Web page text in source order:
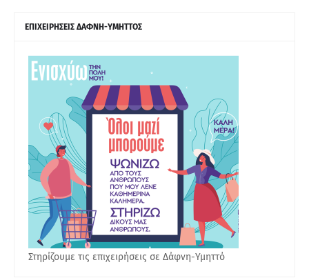
ΕΠΙΧΕΙΡΗΣΕΙΣ ΔΑΦΝΗ-ΥΜΗΤΤΟΣ
Στηρίζουμε τις επιχειρήσεις σε Δάφνη-Υμηττό